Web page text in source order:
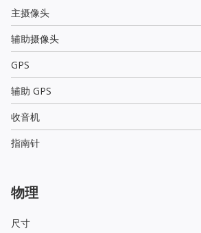
主摄像头
辅助摄像头
GPS
辅助 GPS
收音机
指南针
物理
尺寸